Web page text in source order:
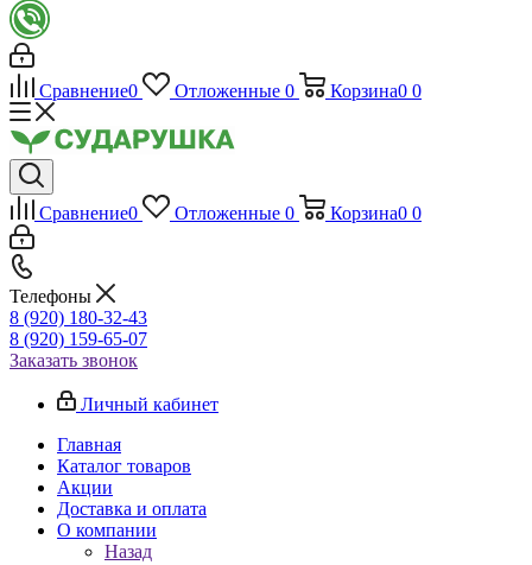
Сравнение0 Отложенные 0 Корзина0 0
Сравнение0 Отложенные 0 Корзина0 0
Телефоны
8 (920) 180-32-43
8 (920) 159-65-07
Заказать звонок
Личный кабинет
Главная
Каталог товаров
Акции
Доставка и оплата
О компании
Назад